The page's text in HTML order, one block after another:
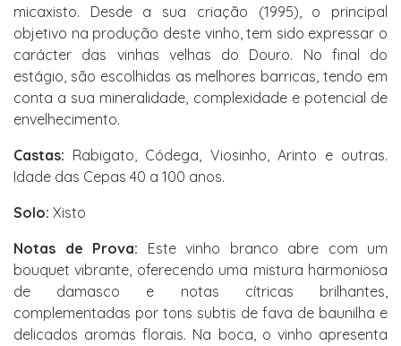
micaxisto. Desde a sua criação (1995), o principal
objetivo na produção deste vinho, tem sido expressar o
carácter das vinhas velhas do Douro. No final do
estágio, são escolhidas as melhores barricas, tendo em
conta a sua mineralidade, complexidade e potencial de
envelhecimento.
Castas: Rabigato, Códega, Viosinho, Arinto e outras.
Idade das Cepas 40 a 100 anos.
Solo: Xisto
Notas de Prova: Este vinho branco abre com um
bouquet vibrante, oferecendo uma mistura harmoniosa
de damasco e notas cítricas brilhantes,
complementadas por tons subtis de fava de baunilha e
delicados aromas florais. Na boca, o vinho apresenta